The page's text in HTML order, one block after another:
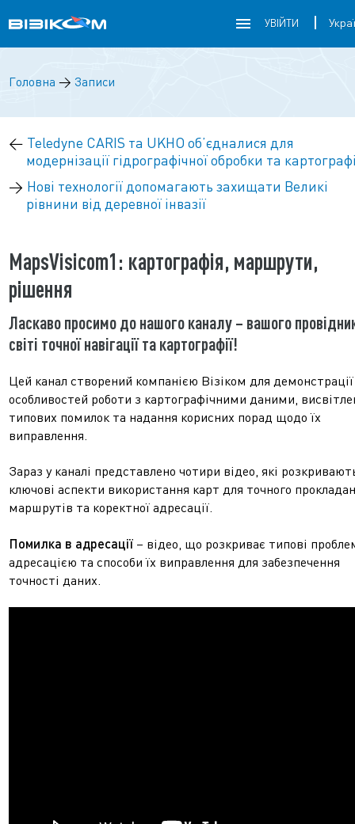
УВІЙТИ
Головна → Записи
← Teledyne CARIS та UKHO об’єдналися для
модернізації гідрографічної обробки та
→ Нові технології допомагають захищати Великі
рівнини від деревної інвазії
MapsVisicom1: картографія, маршрути,
рішення
Ласкаво просимо до нашого каналу – вашого
світі точної навігації та картографії!
Цей канал створений компанією Візіком для демонстрації
особливостей роботи з картографічними даними,
типових помилок та надання корисних порад щодо їх
виправлення.
Зараз у каналі представлено чотири відео, які
ключові аспекти використання карт для точного
маршрутів та коректної адресації.
Помилка в адресації – відео, що розкриває типові
адресацією та способи їх виправлення для забезпечення
точності даних.